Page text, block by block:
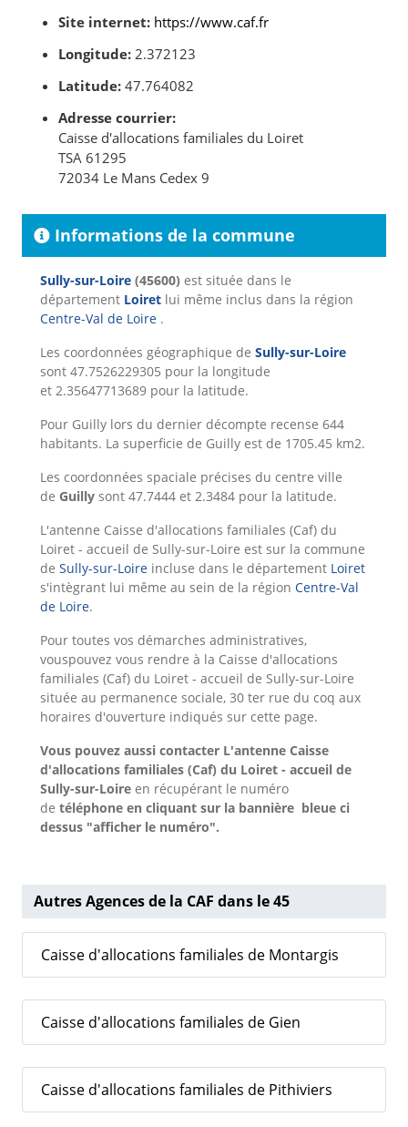
Site internet: https://www.caf.fr
Longitude: 2.372123
Latitude: 47.764082
Adresse courrier:
Caisse d'allocations familiales du Loiret
TSA 61295
72034 Le Mans Cedex 9
Informations de la commune
Sully-sur-Loire (45600) est située dans le
département Loiret lui même inclus dans la région
Centre-Val de Loire .
Les coordonnées géographique de Sully-sur-Loire
sont 47.7526229305 pour la longitude
et 2.35647713689 pour la latitude.
Pour Guilly lors du dernier décompte recense 644
habitants. La superficie de Guilly est de 1705.45 km2.
Les coordonnées spaciale précises du centre ville
de Guilly sont 47.7444 et 2.3484 pour la latitude.
L'antenne Caisse d'allocations familiales (Caf) du
Loiret - accueil de Sully-sur-Loire est sur la commune
de Sully-sur-Loire incluse dans le département Loiret
s'intègrant lui même au sein de la région Centre-Val
de Loire.
Pour toutes vos démarches administratives,
vouspouvez vous rendre à la Caisse d'allocations
familiales (Caf) du Loiret - accueil de Sully-sur-Loire
située au permanence sociale, 30 ter rue du coq aux
horaires d'ouverture indiqués sur cette page.
Vous pouvez aussi contacter L'antenne Caisse
d'allocations familiales (Caf) du Loiret - accueil de
Sully-sur-Loire en récupérant le numéro
de téléphone en cliquant sur la bannière bleue ci
dessus "afficher le numéro".
Autres Agences de la CAF dans le 45
Caisse d'allocations familiales de Montargis
Caisse d'allocations familiales de Gien
Caisse d'allocations familiales de Pithiviers